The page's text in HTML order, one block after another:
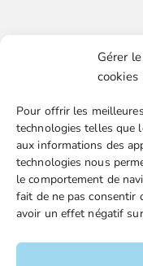
Gérer
cookies
Pour offrir les
technologies telles que
aux informations des
technologies nous
le comportement de
fait de ne pas consentir
avoir un effet négatif
FGTA-FO / 15